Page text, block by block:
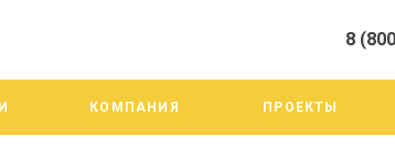
и третьими лицами, для анализа событий на
Более подробные сведения смотрите в
8
г.
тракт 20А/3
КОМПАНИЯ ПРОЕКТЫ